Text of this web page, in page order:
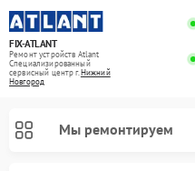
FIX-ATLANT
Ремонт устройств Atlant
Специализированный
cервисный центр г.Нижний
Новгород
Мы ремонтируем